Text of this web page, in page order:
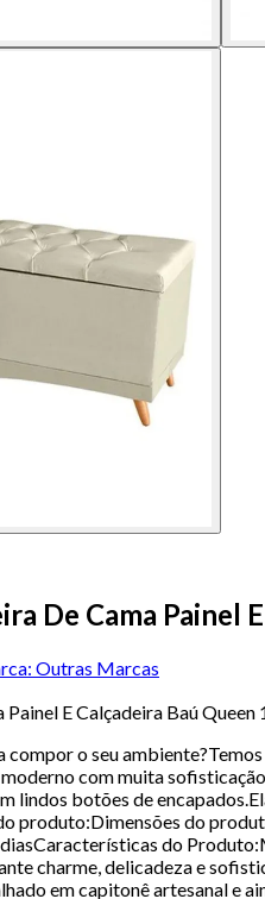
De Cama Painel
Outras Marcas
E Calçadeira Baú
compor o seu
com muita
lindos botões de
produto:Dimensões do
do
charme, delicadeza e
em capitonê artesanal e